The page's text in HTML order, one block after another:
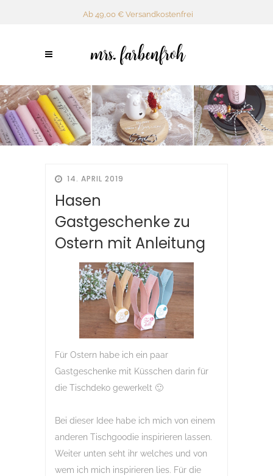
Ab 49,00 € Versandkostenfrei
14. APRIL 2019
Hasen
Gastgeschenke zu
Ostern mit Anleitung
Für Ostern habe ich ein paar
Gastgeschenke mit Küsschen darin für
die Tischdeko gewerkelt 🙂
Bei dieser Idee habe ich mich von einem
anderen Tischgoodie inspirieren lassen.
Weiter unten seht ihr welches und von
wem ich mich inspirieren lies. Für die